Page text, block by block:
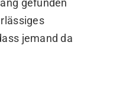
gefunden
jemand da